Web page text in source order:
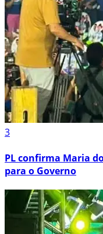
3
PL confirma Maria
para o Governo